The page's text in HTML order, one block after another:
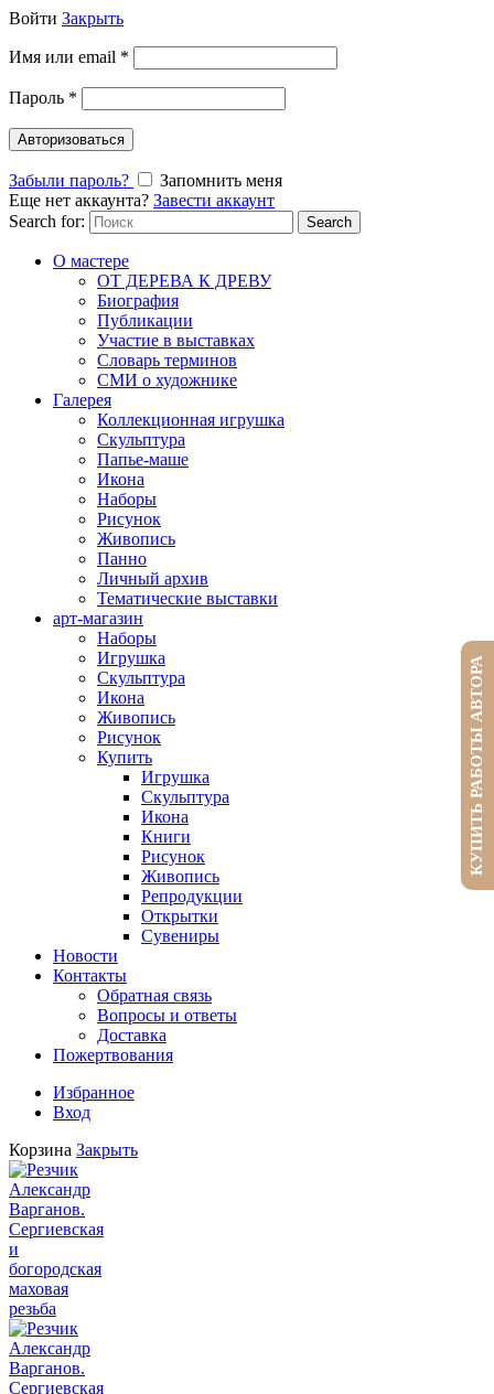
Войти Закрыть
Имя или email *
Пароль *
Авторизоваться
Забыли пароль?
Запомнить меня
Еще нет аккаунта? Завести аккаунт
Search for:
Search
О мастере
ОТ ДЕРЕВА К ДРЕВУ
Биография
Публикации
Участие в выставках
Словарь терминов
СМИ о художнике
Галерея
Коллекционная игрушка
Скульптура
Папье-маше
Икона
Наборы
Рисунок
Живопись
Панно
Личный архив
Тематические выставки
арт-магазин
Наборы
Игрушка
Скульптура
Икона
Живопись
Рисунок
Купить
Игрушка
Скульптура
Икона
Книги
Рисунок
Живопись
Репродукции
Открытки
Сувениры
Новости
Контакты
Обратная связь
Вопросы и ответы
Доставка
Пожертвования
Избранное
Вход
Корзина Закрыть
КУПИТЬ РАБОТЫ АВТОРА